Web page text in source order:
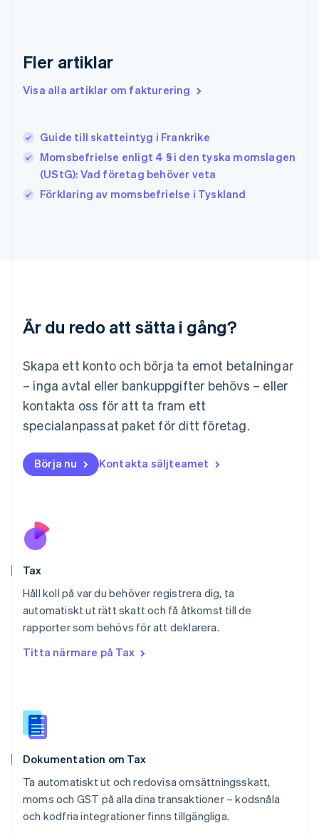
Fler artiklar
Visa alla artiklar om fakturering
Guide till skatteintyg i Frankrike
Momsbefrielse enligt 4 § i den tyska momslagen
(UStG): Vad företag behöver veta
Förklaring av momsbefrielse i Tyskland
Är du redo att sätta i gång?
Skapa ett konto och börja ta emot betalningar
– inga avtal eller bankuppgifter behövs – eller
kontakta oss för att ta fram ett
specialanpassat paket för ditt företag.
Börja nu Kontakta säljteamet
Tax
Håll koll på var du behöver registrera dig, ta
automatiskt ut rätt skatt och få åtkomst till de
rapporter som behövs för att deklarera.
Titta närmare på Tax
Dokumentation om Tax
Ta automatiskt ut och redovisa omsättningsskatt,
moms och GST på alla dina transaktioner – kodsnåla
och kodfria integrationer finns tillgängliga.
English
English
Japan
日本語 English
EnglishFrançais
Kroatien
FrançaisDeutschEnglish
Malta
English
Mexiko
Español English
Nederländerna
Norge
English
English
Portugal
Schweiz
DeutschFrançaisItalianoEnglish
Singapore
Slovakien
Spanien
Español
English
Sverige
Thailand
ไทยEnglish